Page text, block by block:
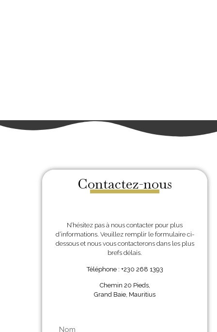
Contactez-nous
N’hésitez pas à nous contacter pour plus
d’informations. Veuillez remplir le formulaire ci-
dessous et nous vous contacterons dans les plus
brefs délais.
Téléphone : +230 268 1393
Chemin 20 Pieds,
Grand Baie, Mauritius